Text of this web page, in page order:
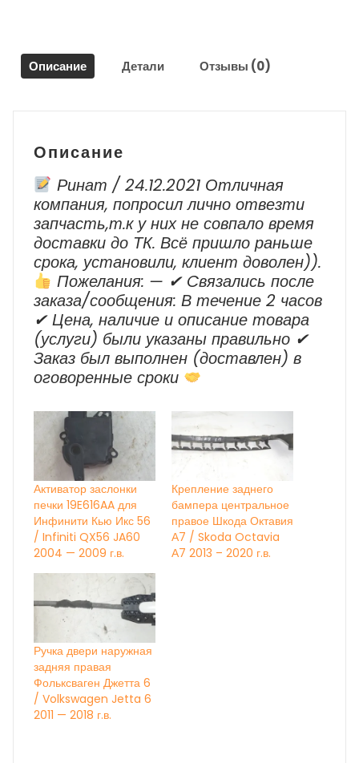
/
Infiniti
2009
Описание Детали Отзывы (0)
Описание
Ринат / 24.12.2021 Отличная
компания, попросил лично отвезти
запчасть,т.к у них не совпало время
доставки до ТК. Всё пришло раньше
срока, установили, клиент доволен)).
Пожелания: — ✔ Cвязались после
заказа/сообщения: В течение 2 часов
✔ Цена, наличие и описание товара
(услуги) были указаны правильно ✔
Заказ был выполнен (доставлен) в
оговоренные сроки
Активатор заслонки
печки 19E616AA для
Инфинити Кью Икс 56
/ Infiniti QX56 JA60
2004 — 2009 г.в.
Крепление заднего
бампера центральное
правое Шкода Октавия
А7 / Skoda Octavia
А7 2013 – 2020 г.в.
Ручка двери наружная
задняя правая
Фольксваген Джетта 6
/ Volkswagen Jetta 6
2011 — 2018 г.в.